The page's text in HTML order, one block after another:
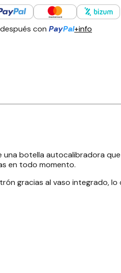
con PayPal+info
botella autocalibradora
en todo momento.
gracias al vaso integrado, lo